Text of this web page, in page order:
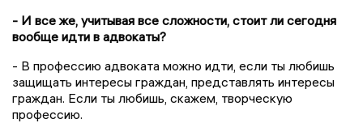
- И все же, учитывая все сложности, стоит ли сегодня
вообще идти в адвокаты?
- В профессию адвоката можно идти, если ты любишь
защищать интересы граждан, представлять интересы
граждан. Если ты любишь, скажем, творческую
профессию.